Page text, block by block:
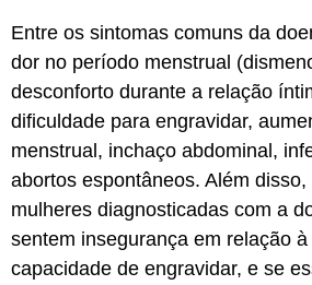
Entre os sintomas comuns da
dor no período menstrual
desconforto durante a relação
dificuldade para engravidar,
menstrual, inchaço abdominal,
abortos espontâneos. Além disso,
mulheres diagnosticadas com a
sentem insegurança em relação à
capacidade de engravidar, e se